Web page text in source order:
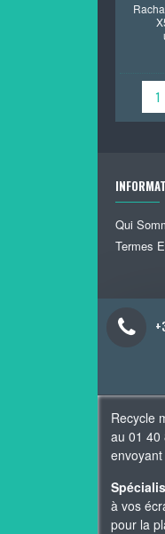
Qui
Termes
Recycle
au 01 40
à vos
pour la